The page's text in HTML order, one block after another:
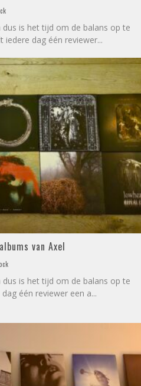
is het tijd om de balans op te
iedere dag één reviewer...
van Axel
is het tijd om de balans op te
één reviewer een a...